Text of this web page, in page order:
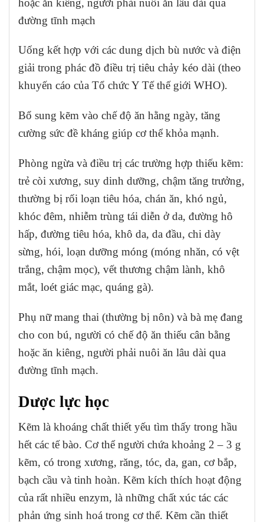
đường tĩnh mạch
Uống kết hợp với các dung dịch bù nước và điện
giải trong phác đồ điều trị tiêu chảy kéo dài (theo
khuyến cáo của Tổ chức Y Tế thế giới WHO).
Bổ sung kẽm vào chế độ ăn hằng ngày, tăng
cường sức đề kháng giúp cơ thể khỏa mạnh.
Phòng ngừa và điều trị các trường hợp thiếu kẽm:
trẻ còi xương, suy dinh dưỡng, chậm tăng trưởng,
thường bị rối loạn tiêu hóa, chán ăn, khó ngủ,
khóc đêm, nhiễm trùng tái diễn ở da, đường hô
hấp, đường tiêu hóa, khô da, da đầu, chi dày
sừng, hói, loạn dưỡng móng (móng nhăn, có vệt
trắng, chậm mọc), vết thương chậm lành, khô
mắt, loét giác mạc, quáng gà).
Phụ nữ mang thai (thường bị nôn) và bà mẹ đang
cho con bú, người có chế độ ăn thiếu cân bằng
hoặc ăn kiêng, người phải nuôi ăn lâu dài qua
đường tĩnh mạch.
Dược lực học
Kẽm là khoáng chất thiết yếu tìm thấy trong hầu
hết các tế bào. Cơ thể người chứa khoảng 2 – 3 g
kẽm, có trong xương, răng, tóc, da, gan, cơ bắp,
bạch cầu và tinh hoàn. Kẽm kích thích hoạt động
của rất nhiều enzym, là những chất xúc tác các
phản ứng sinh hoá trong cơ thể. Kẽm cần thiết